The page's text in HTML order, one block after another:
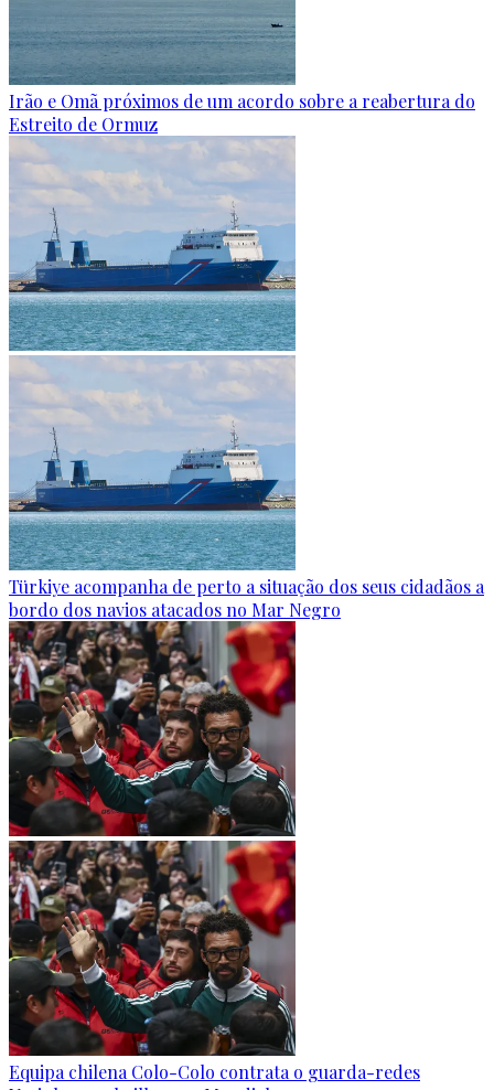
Irão e Omã próximos de um acordo sobre a reabertura do
Estreito de Ormuz
Türkiye acompanha de perto a situação dos seus cidadãos a
bordo dos navios atacados no Mar Negro
Equipa chilena Colo-Colo contrata o guarda-redes